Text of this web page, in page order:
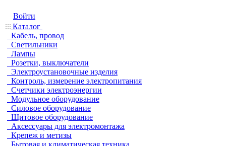
Войти
Каталог
Кабель, провод
Светильники
Лампы
Розетки, выключатели
Электроустановочные изделия
Контроль, измерение электропитания
Счетчики электроэнергии
Модульное оборудование
Силовое оборудование
Щитовое оборудование
Аксессуары для электромонтажа
Крепеж и метизы
Бытовая и климатическая техника